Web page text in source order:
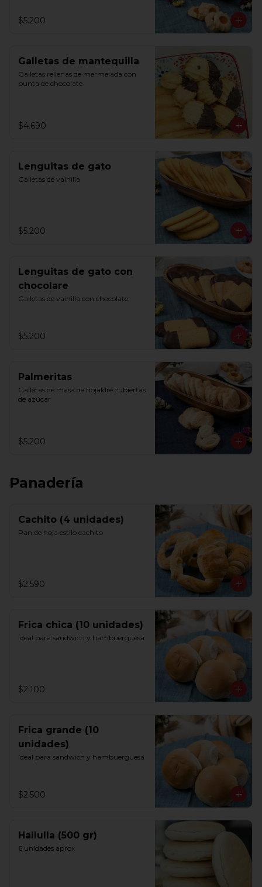
$5.200
Galletas de mantequilla
Galletas rellenas de mermelada con
punta de chocolate
$4.690
Lenguitas de gato
Galletas de vainilla
$5.200
Lenguitas de gato con
chocolare
Galletas de vainilla con chocolate
$5.200
Palmeritas
Galletas de masa de hojaldre cubiertas
de azúcar
$5.200
Panadería
Cachito (4 unidades)
Pan de hoja estilo cachito
$2.590
Frica chica (10 unidades)
Ideal para sandwich y hambuerguesa
$2.100
Frica grande (10
unidades)
Ideal para sandwich y hambuerguesa
$2.500
Hallulla (500 gr)
6 unidades aprox